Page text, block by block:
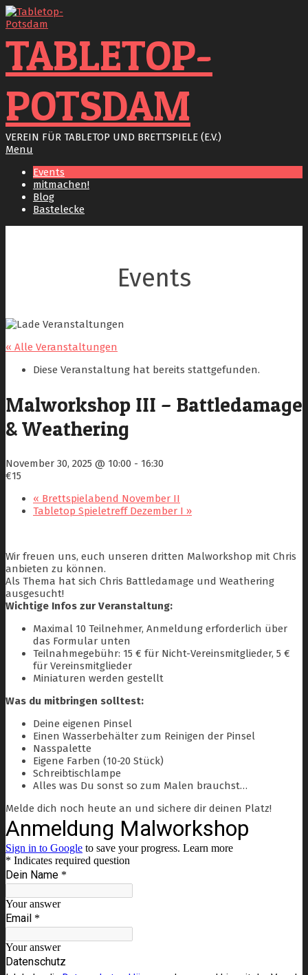
Skip
to
TABLETOP-
POTSDAM
VEREIN FÜR TABLETOP UND BRETTSPIELE (E.V.)
Primary
Menu
Menu
Events
mitmachen!
Blog
Bastelecke
Events
« Alle Veranstaltungen
Diese Veranstaltung hat bereits stattgefunden.
Malworkshop III – Battledamage
& Weathering
November 30, 2025 @ 10:00 - 16:30
€15
« Brettspielabend November II
Tabletop Spieletreff Dezember I »
Wir freuen uns, euch unseren dritten Malworkshop mit Chris
anbieten zu können.
Als Thema hat sich Chris Battledamage und Weathering
ausgesucht!
Wichtige Infos zur Veranstaltung:
Maximal 10 Teilnehmer, Anmeldung erforderlich über
das Formular unten
Teilnahmegebühr: 15 € für Nicht-Vereinsmitglieder, 5 €
für Vereinsmitglieder
Miniaturen werden gestellt
Was du mitbringen solltest:
Deine eigenen Pinsel
Einen Wasserbehälter zum Reinigen der Pinsel
Nasspalette
Eigene Farben (10-20 Stück)
Schreibtischlampe
Alles was Du sonst so zum Malen brauchst…
Melde dich noch heute an und sichere dir deinen Platz!